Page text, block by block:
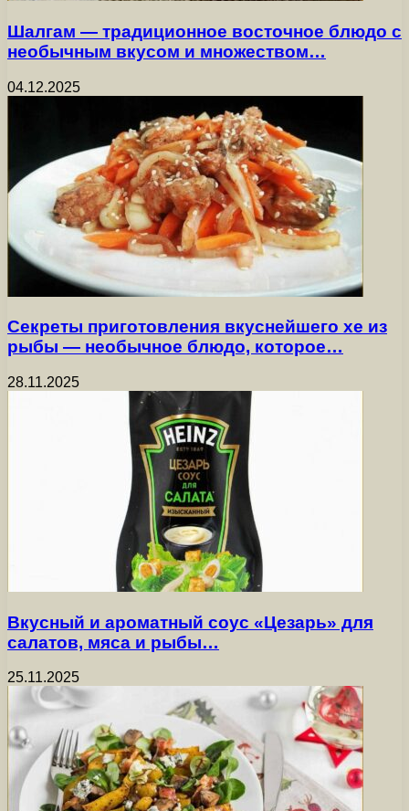
Шалгам — традиционное восточное блюдо с
необычным вкусом и множеством…
04.12.2025
Секреты приготовления вкуснейшего хе из
рыбы — необычное блюдо, которое…
28.11.2025
Вкусный и ароматный соус «Цезарь» для
салатов, мяса и рыбы…
25.11.2025